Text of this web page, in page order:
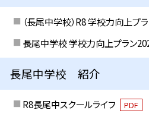
（長尾中学校）R8 学校力向上プラ
長尾中学校 学校力向上プラン
長尾中学校 紹介
R8長尾中スクールライフ PDF